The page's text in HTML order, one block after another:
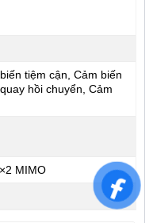
tiệm cận, Cảm biến
hồi chuyển, Cảm
MIMO